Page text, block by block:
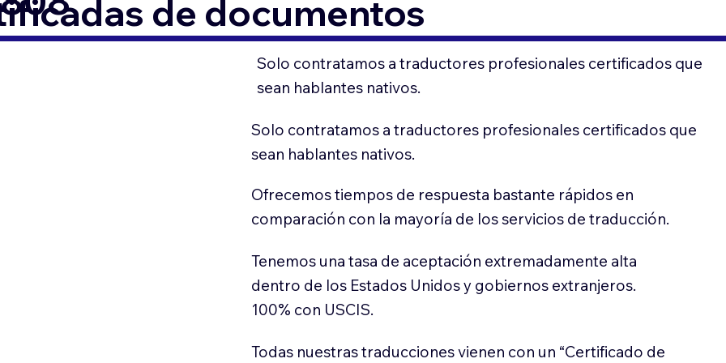
de documentos
Solo contratamos a traductores profesionales certificados que
sean hablantes nativos.
Solo contratamos a traductores profesionales certificados que
sean hablantes nativos.
Ofrecemos tiempos de respuesta bastante rápidos en
comparación con la mayoría de los servicios de traducción.
Tenemos una tasa de aceptación extremadamente alta
dentro de los Estados Unidos y gobiernos extranjeros.
100% con USCIS.
Todas nuestras traducciones vienen con un “Certificado de